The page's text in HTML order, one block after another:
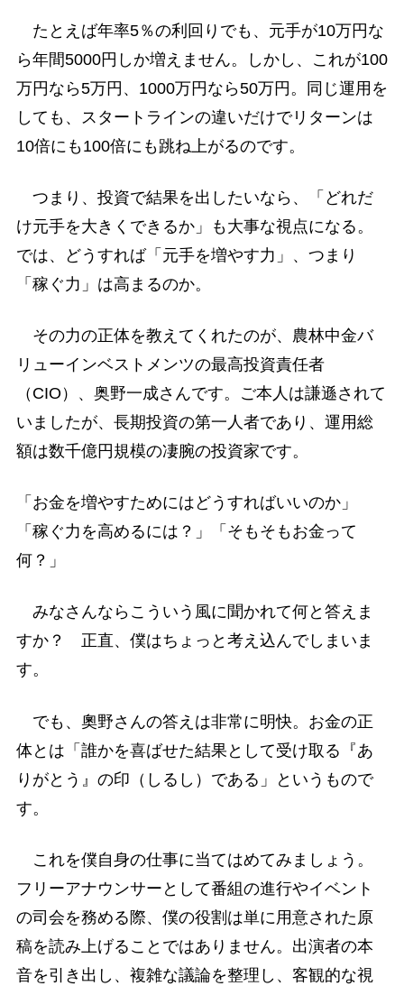
たとえば年率5％の利回りでも、元手が10万円な
ら年間5000円しか増えません。しかし、これが100
万円なら5万円、1000万円なら50万円。同じ運用を
しても、スタートラインの違いだけでリターンは
10倍にも100倍にも跳ね上がるのです。
つまり、投資で結果を出したいなら、「どれだ
け元手を大きくできるか」も大事な視点になる。
では、どうすれば「元手を増やす力」、つまり
「稼ぐ力」は高まるのか。
その力の正体を教えてくれたのが、農林中金バ
リューインベストメンツの最高投資責任者
（CIO）、奥野一成さんです。ご本人は謙遜されて
いましたが、長期投資の第一人者であり、運用総
額は数千億円規模の凄腕の投資家です。
「お金を増やすためにはどうすればいいのか」
「稼ぐ力を高めるには？」「そもそもお金って
何？」
みなさんならこういう風に聞かれて何と答えま
すか？ 正直、僕はちょっと考え込んでしまいま
す。
でも、奧野さんの答えは非常に明快。お金の正
体とは「誰かを喜ばせた結果として受け取る『あ
りがとう』の印（しるし）である」というもので
す。
これを僕自身の仕事に当てはめてみましょう。
フリーアナウンサーとして番組の進行やイベント
の司会を務める際、僕の役割は単に用意された原
稿を読み上げることではありません。出演者の本
音を引き出し、複雑な議論を整理し、客観的な視